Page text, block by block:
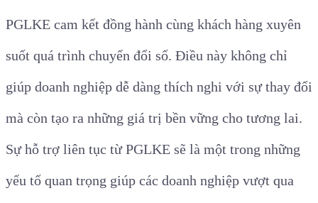
PGLKE cam kết đồng hành cùng khách hàng xuyên
suốt quá trình chuyển đổi số. Điều này không chỉ
giúp doanh nghiệp dễ dàng thích nghi với sự thay đổi
mà còn tạo ra những giá trị bền vững cho tương lai.
Sự hỗ trợ liên tục từ PGLKE sẽ là một trong những
yếu tố quan trọng giúp các doanh nghiệp vượt qua